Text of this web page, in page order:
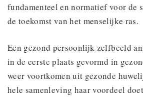
fundamenteel en normatief voor de
de toekomst van het menselijke ras.
Een gezond persoonlijk zelfbeeld
in de eerste plaats gevormd in
weer voortkomen uit gezonde
hele samenleving haar voordeel